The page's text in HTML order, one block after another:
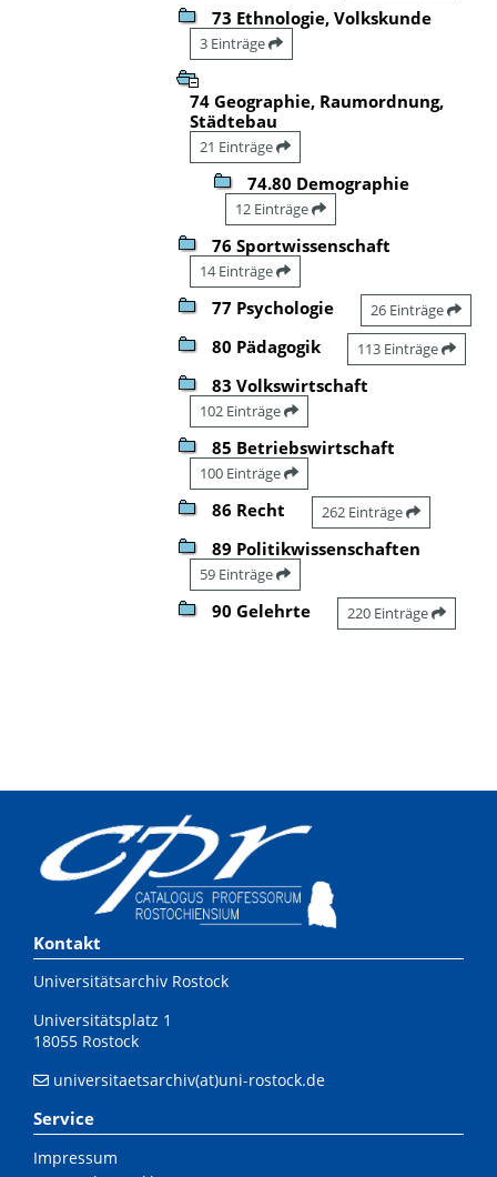
73 Ethnologie, Volkskunde
3 Einträge
74 Geographie, Raumordnung,
Städtebau
21 Einträge
74.80 Demographie
12 Einträge
76 Sportwissenschaft
14 Einträge
77 Psychologie 26 Einträge
80 Pädagogik 113 Einträge
83 Volkswirtschaft
102 Einträge
85 Betriebswirtschaft
100 Einträge
86 Recht 262 Einträge
89 Politikwissenschaften
59 Einträge
90 Gelehrte 220 Einträge
Kontakt
Universitätsarchiv Rostock
Universitätsplatz 1
18055 Rostock
universitaetsarchiv(at)uni-rostock.de
Service
Impressum